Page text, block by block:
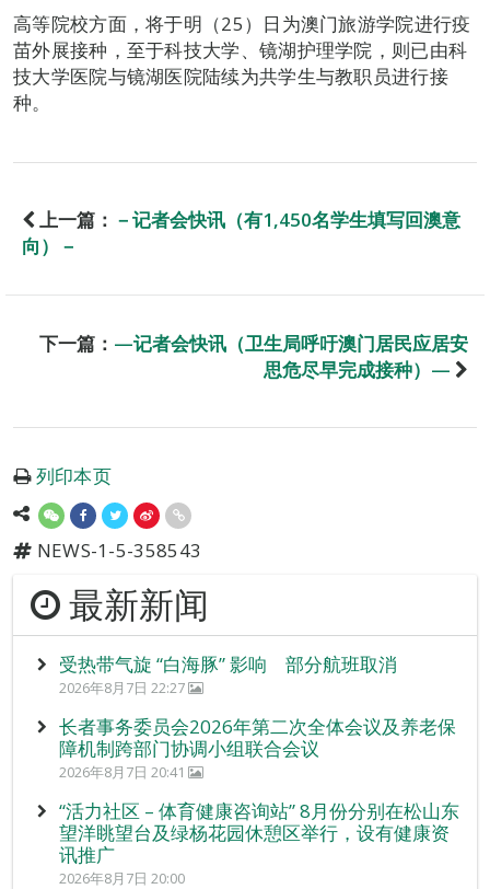
高等院校方面，将于明（25）日为澳门旅游学院进行疫
苗外展接种，至于科技大学、镜湖护理学院，则已由科
技大学医院与镜湖医院陆续为共学生与教职员进行接
种。
上一篇： －记者会快讯（有1,450名学生填写回澳意
向）－
下一篇： —记者会快讯（卫生局呼吁澳门居民应居安
思危尽早完成接种）—
列印本页
NEWS-1-5-358543
最新新闻
受热带气旋 “白海豚” 影响 部分航班取消
2026年8月7日 22:27
长者事务委员会2026年第二次全体会议及养老保
障机制跨部门协调小组联合会议
2026年8月7日 20:41
“活力社区 – 体育健康咨询站” 8月份分别在松山东
望洋眺望台及绿杨花园休憩区举行，设有健康资
讯推广
2026年8月7日 20:00